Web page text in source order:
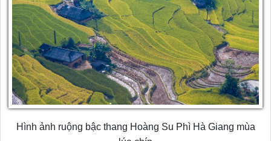
Hình ảnh ruộng bậc thang Hoàng Su Phì Hà Giang mùa